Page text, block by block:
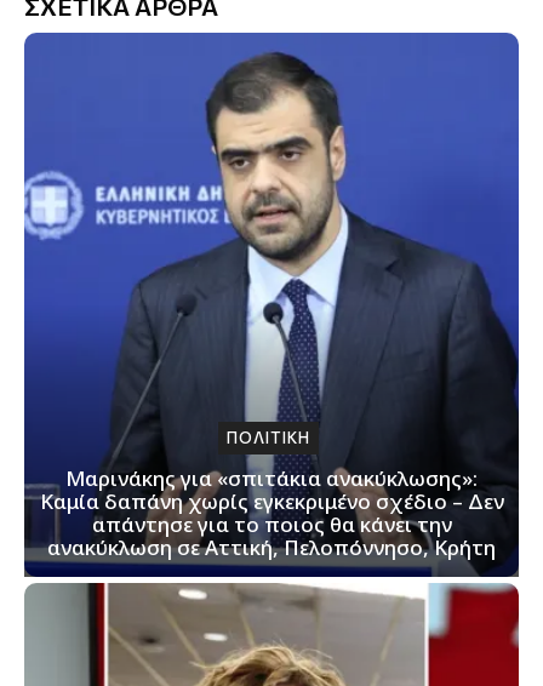
ΣΧΕΤΙΚΑ ΑΡΘΡΑ
ΠΟΛΙΤΙΚΗ
Μαρινάκης για «σπιτάκια ανακύκλωσης»:
Καμία δαπάνη χωρίς εγκεκριμένο σχέδιο – Δεν
απάντησε για το ποιος θα κάνει την
ανακύκλωση σε Αττική, Πελοπόννησο, Κρήτη